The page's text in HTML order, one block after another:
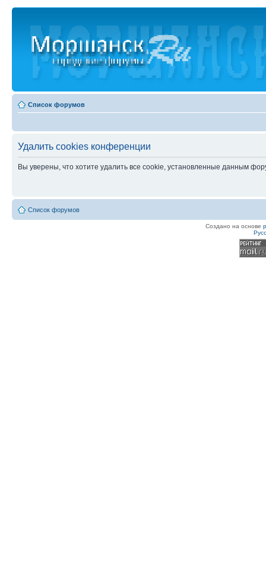
Список форумов
Удалить cookies конференции
Вы уверены, что хотите удалить все cookie, установленные данным
Список форумов
Создано на основе